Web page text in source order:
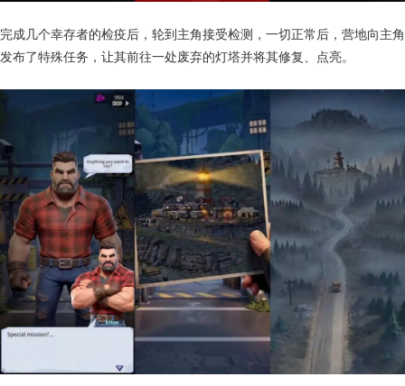
完成几个幸存者的检疫后，轮到主角接受检测，一切正常后，营地向主角
发布了特殊任务，让其前往一处废弃的灯塔并将其修复、点亮。